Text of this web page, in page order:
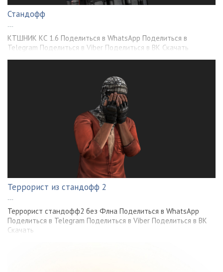
Стандофф
---
КТШНИК КС 1.6 Поделиться в WhatsApp Поделиться в
Telegram Поделиться в Viber Поделиться в ВК Скачать
Террорист из стандофф 2
---
Террорист стандофф2 без Флна Поделиться в WhatsApp
Поделиться в Telegram Поделиться в Viber Поделиться в ВК
Скачать